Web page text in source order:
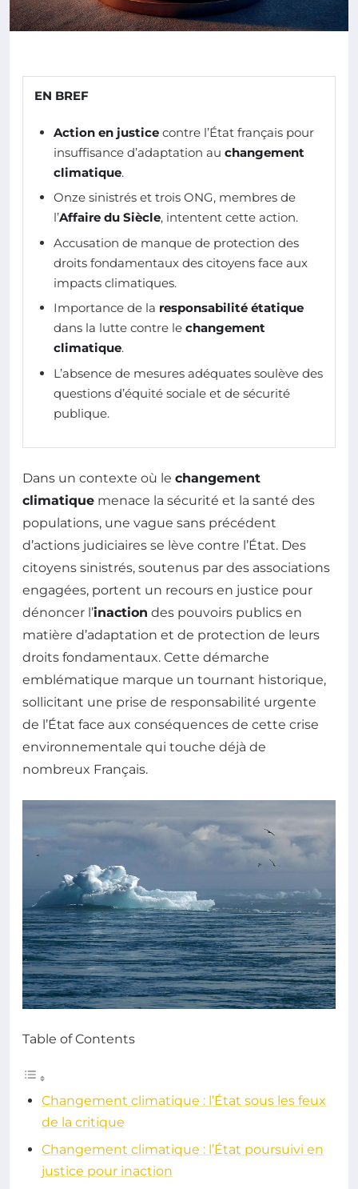
EN BREF
Action en justice contre l’État français pour
insuffisance d’adaptation au changement
climatique.
Onze sinistrés et trois ONG, membres de
l’Affaire du Siècle, intentent cette action.
Accusation de manque de protection des
droits fondamentaux des citoyens face aux
impacts climatiques.
Importance de la responsabilité étatique
dans la lutte contre le changement
climatique.
L’absence de mesures adéquates soulève des
questions d’équité sociale et de sécurité
publique.
Dans un contexte où le changement
climatique menace la sécurité et la santé des
populations, une vague sans précédent
d’actions judiciaires se lève contre l’État. Des
citoyens sinistrés, soutenus par des associations
engagées, portent un recours en justice pour
dénoncer l’inaction des pouvoirs publics en
matière d’adaptation et de protection de leurs
droits fondamentaux. Cette démarche
emblématique marque un tournant historique,
sollicitant une prise de responsabilité urgente
de l’État face aux conséquences de cette crise
environnementale qui touche déjà de
nombreux Français.
Table of Contents
Changement climatique : l’État sous les feux
de la critique
Changement climatique : l’État poursuivi en
justice pour inaction